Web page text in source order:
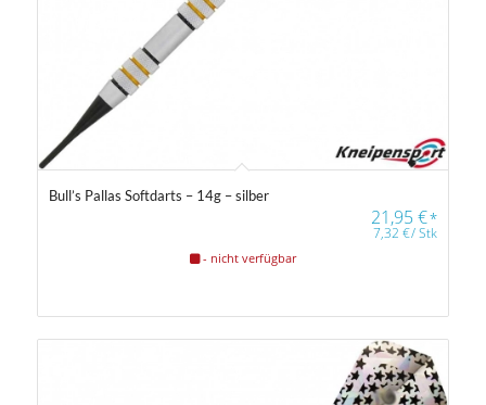
Bull’s Pallas Softdarts – 14g – silber
21,95€*
7,32€/Stk
- nicht verfügbar